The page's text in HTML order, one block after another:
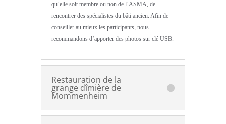
qu’elle soit membre ou non de l’ASMA, de
rencontrer des spécialistes du bâti ancien. Afin de
conseiller au mieux les participants, nous
recommandons d’apporter des photos sur clé USB.
Restauration de la
grange dîmière de
Mommenheim